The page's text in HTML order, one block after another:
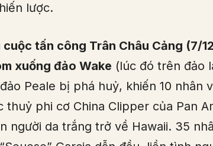
lược.
tấn công Trân Châu Cảng (7/
xuống đảo Wake (lúc đó trên đảo
Peale bị phá huỷ, khiến 10 nhân
thuỷ phi cơ China Clipper của Pan
người da trắng trở về Hawaii. 35